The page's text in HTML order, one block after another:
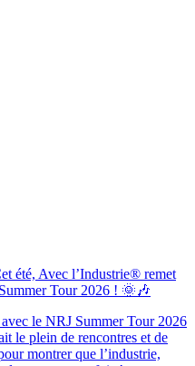
été, Avec l’Industrie® remet
Tour 2026 ! 🌞🎶
le NRJ Summer Tour 2026
le plein de rencontres et de
montrer que l’industrie,